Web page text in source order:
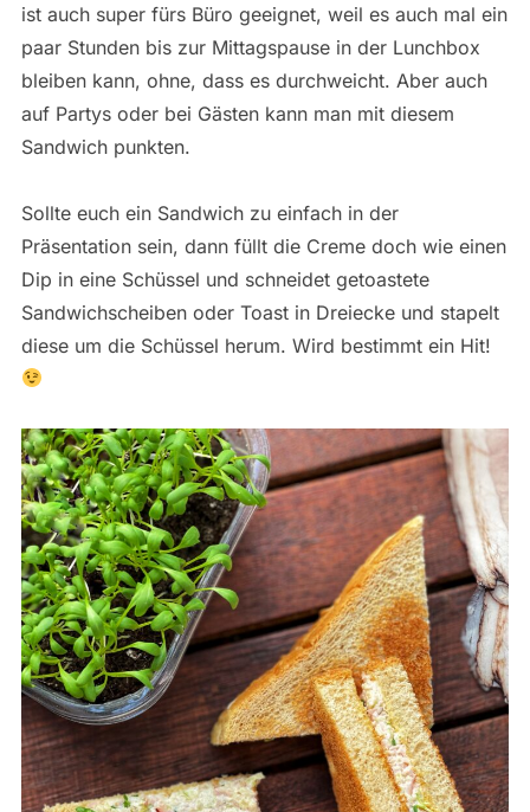
ist auch super fürs Büro geeignet, weil es auch mal ein
paar Stunden bis zur Mittagspause in der Lunchbox
bleiben kann, ohne, dass es durchweicht. Aber auch
auf Partys oder bei Gästen kann man mit diesem
Sandwich punkten.
Sollte euch ein Sandwich zu einfach in der
Präsentation sein, dann füllt die Creme doch wie einen
Dip in eine Schüssel und schneidet getoastete
Sandwichscheiben oder Toast in Dreiecke und stapelt
diese um die Schüssel herum. Wird bestimmt ein Hit!